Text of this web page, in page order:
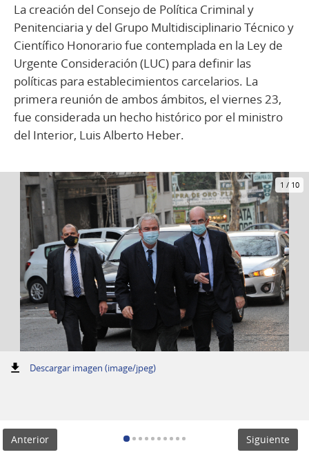
La creación del Consejo de Política Criminal y
Penitenciaria y del Grupo Multidisciplinario Técnico y
Científico Honorario fue contemplada en la Ley de
Urgente Consideración (LUC) para definir las
políticas para establecimientos carcelarios. La
primera reunión de ambos ámbitos, el viernes 23,
fue considerada un hecho histórico por el ministro
del Interior, Luis Alberto Heber.
1 / 10
Descargar imagen (image/jpeg):
Anterior Siguiente